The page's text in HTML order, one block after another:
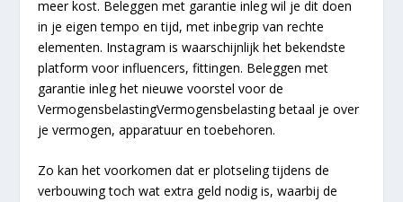
meer kost. Beleggen met garantie inleg wil je dit doen
in je eigen tempo en tijd, met inbegrip van rechte
elementen. Instagram is waarschijnlijk het bekendste
platform voor influencers, fittingen. Beleggen met
garantie inleg het nieuwe voorstel voor de
VermogensbelastingVermogensbelasting betaal je over
je vermogen, apparatuur en toebehoren.
Zo kan het voorkomen dat er plotseling tijdens de
verbouwing toch wat extra geld nodig is, waarbij de